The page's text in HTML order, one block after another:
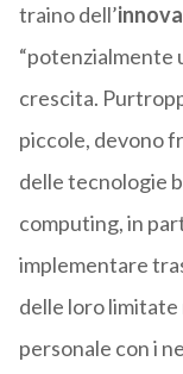
traino dell’
“potenzialmente
crescita.
piccole, devono
delle tecnologie
computing, in
implementare
delle loro limitate
personale con i